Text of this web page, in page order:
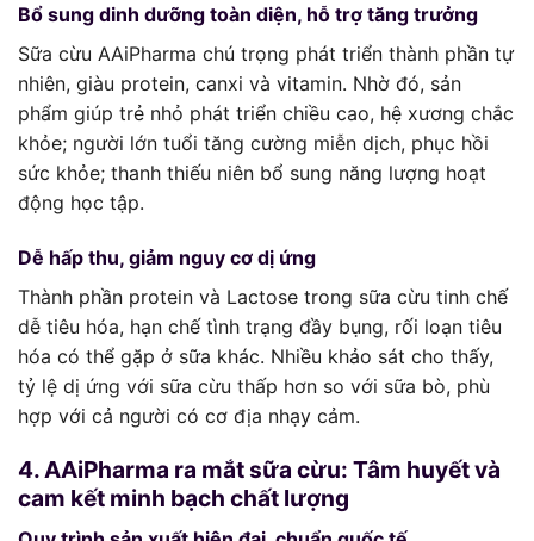
Bổ sung dinh dưỡng toàn diện, hỗ trợ tăng trưởng
Sữa cừu AAiPharma chú trọng phát triển thành phần tự
nhiên, giàu protein, canxi và vitamin. Nhờ đó, sản
phẩm giúp trẻ nhỏ phát triển chiều cao, hệ xương chắc
khỏe; người lớn tuổi tăng cường miễn dịch, phục hồi
sức khỏe; thanh thiếu niên bổ sung năng lượng hoạt
động học tập.
Dễ hấp thu, giảm nguy cơ dị ứng
Thành phần protein và Lactose trong sữa cừu tinh chế
dễ tiêu hóa, hạn chế tình trạng đầy bụng, rối loạn tiêu
hóa có thể gặp ở sữa khác. Nhiều khảo sát cho thấy,
tỷ lệ dị ứng với sữa cừu thấp hơn so với sữa bò, phù
hợp với cả người có cơ địa nhạy cảm.
4. AAiPharma ra mắt sữa cừu: Tâm huyết và
cam kết minh bạch chất lượng